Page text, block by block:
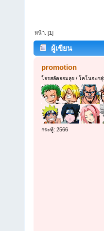
หน้า: [1]
ผู้เขียน
promotion
โจรสลัดจอมลุย / โคโนฮะก
กระทู้: 2566